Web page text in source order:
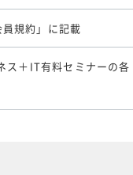
規約」に記載
ス＋IT有料セミナーの各